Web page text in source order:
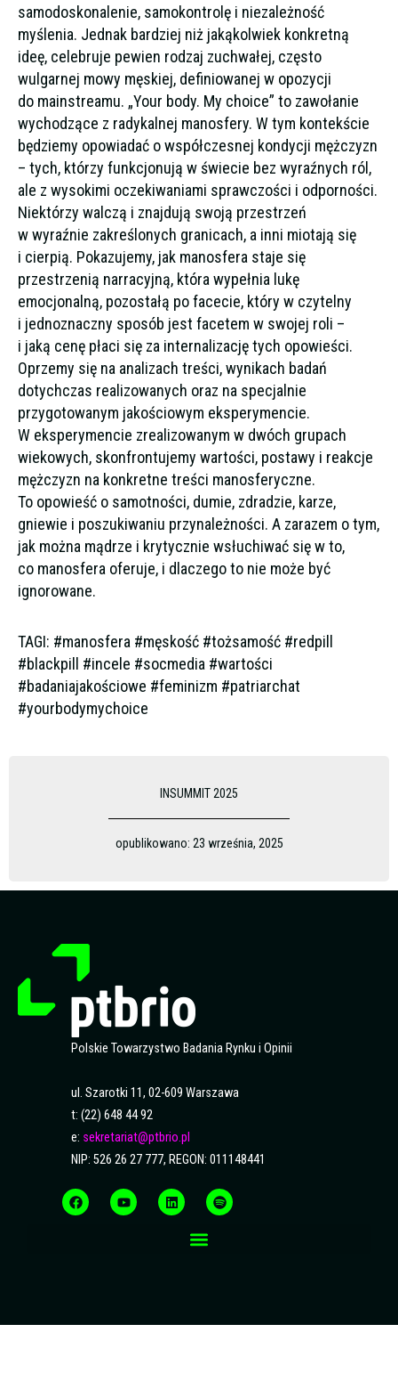
samodoskonalenie, samokontrolę i niezależność
myślenia. Jednak bardziej niż jakąkolwiek konkretną
ideę, celebruje pewien rodzaj zuchwałej, często
wulgarnej mowy męskiej, definiowanej w opozycji
do mainstreamu. „Your body. My choice” to zawołanie
wychodzące z radykalnej manosfery. W tym kontekście
będziemy opowiadać o współczesnej kondycji mężczyzn
– tych, którzy funkcjonują w świecie bez wyraźnych ról,
ale z wysokimi oczekiwaniami sprawczości i odporności.
Niektórzy walczą i znajdują swoją przestrzeń
w wyraźnie zakreślonych granicach, a inni miotają się
i cierpią. Pokazujemy, jak manosfera staje się
przestrzenią narracyjną, która wypełnia lukę
emocjonalną, pozostałą po facecie, który w czytelny
i jednoznaczny sposób jest facetem w swojej roli –
i jaką cenę płaci się za internalizację tych opowieści.
Oprzemy się na analizach treści, wynikach badań
dotychczas realizowanych oraz na specjalnie
przygotowanym jakościowym eksperymencie.
W eksperymencie zrealizowanym w dwóch grupach
wiekowych, skonfrontujemy wartości, postawy i reakcje
mężczyzn na konkretne treści manosferyczne.
To opowieść o samotności, dumie, zdradzie, karze,
gniewie i poszukiwaniu przynależności. A zarazem o tym,
jak można mądrze i krytycznie wsłuchiwać się w to,
co manosfera oferuje, i dlaczego to nie może być
ignorowane.
TAGI: #manosfera #męskość #tożsamość #redpill
#blackpill #incele #socmedia #wartości
#badaniajakościowe #feminizm #patriarchat
#yourbodymychoice
INSUMMIT 2025
opublikowano: 23 września, 2025
Polskie Towarzystwo Badania Rynku i Opinii
ul. Szarotki 11, 02-609 Warszawa
t: (22) 648 44 92
e: sekretariat@ptbrio.pl
NIP: 526 26 27 777, REGON: 011148441
a
c
e
o
u
t
i
n
k
p
o
t